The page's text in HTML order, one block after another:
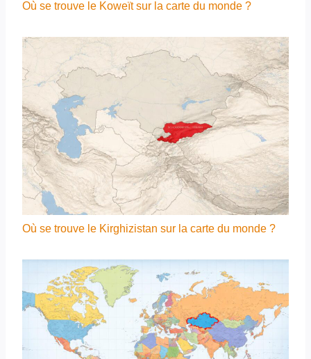
Où se trouve le Koweït sur la carte du monde ?
Où se trouve le Kirghizistan sur la carte du monde ?